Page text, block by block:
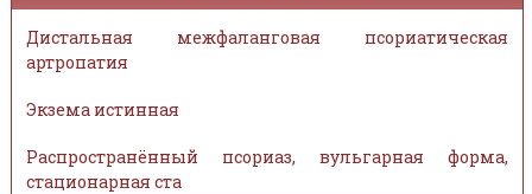
Дистальная межфаланговая псориатическая
артропатия
Экзема истинная
Распространённый псориаз, вульгарная форма,
стационарная ста